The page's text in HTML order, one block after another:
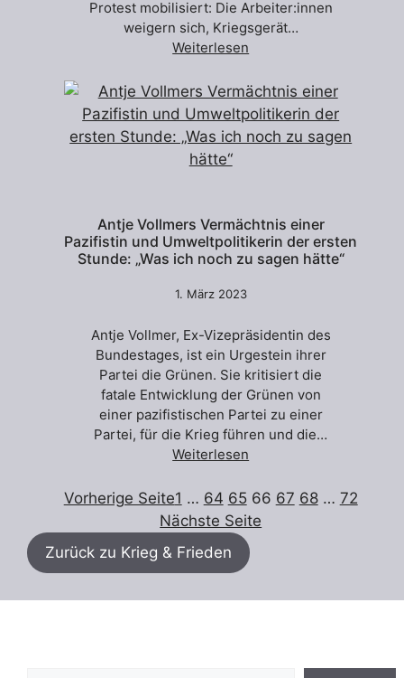
Protest mobilisiert: Die Arbeiter:innen
weigern sich, Kriegsgerät…
Weiterlesen
Antje Vollmers Vermächtnis einer
Pazifistin und Umweltpolitikerin der ersten
Stunde: „Was ich noch zu sagen hätte“
1. März 2023
Antje Vollmer, Ex-Vizepräsidentin des
Bundestages, ist ein Urgestein ihrer
Partei die Grünen. Sie kritisiert die
fatale Entwicklung der Grünen von
einer pazifistischen Partei zu einer
Partei, für die Krieg führen und die…
Weiterlesen
Vorherige Seite1 … 64 65 66 67 68 … 72
Nächste Seite
Zurück zu Krieg & Frieden